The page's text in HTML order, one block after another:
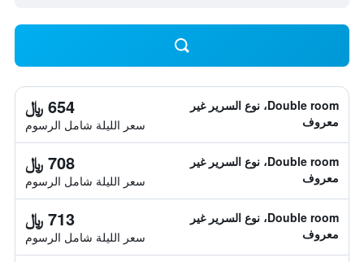
Double room، نوع السرير غير
معروف
654 ﷼
سعر الليلة شامل الرسوم
Double room، نوع السرير غير
معروف
708 ﷼
سعر الليلة شامل الرسوم
Double room، نوع السرير غير
معروف
713 ﷼
سعر الليلة شامل الرسوم